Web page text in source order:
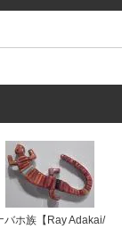
バホ族【Ray Adakai/